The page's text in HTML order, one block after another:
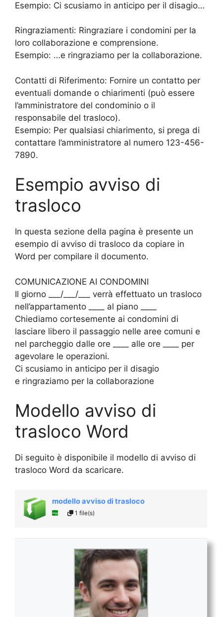
Esempio: Ci scusiamo in anticipo per il disagio…
Ringraziamenti: Ringraziare i condomini per la
loro collaborazione e comprensione.
Esempio: …e ringraziamo per la collaborazione.
Contatti di Riferimento: Fornire un contatto per
eventuali domande o chiarimenti (può essere
l’amministratore del condominio o il
responsabile del trasloco).
Esempio: Per qualsiasi chiarimento, si prega di
contattare l’amministratore al numero 123-456-
7890.
Esempio avviso di
trasloco
In questa sezione della pagina è presente un
esempio di avviso di trasloco da copiare in
Word per compilare il documento.
COMUNICAZIONE AI CONDOMINI
Il giorno ___/___/___ verrà effettuato un trasloco
nell’appartamento ____ al piano ____
Chiediamo cortesemente ai condomini di
lasciare libero il passaggio nelle aree comuni e
nel parcheggio dalle ore ____ alle ore ____ per
agevolare le operazioni.
Ci scusiamo in anticipo per il disagio
e ringraziamo per la collaborazione
Modello avviso di
trasloco Word
Di seguito è disponibile il modello di avviso di
trasloco Word da scaricare.
modello avviso di trasloco
1 file(s)